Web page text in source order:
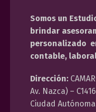
Somos un
brindar
personalizado
contable,
Dirección:
Av. Nazca) –
Ciudad